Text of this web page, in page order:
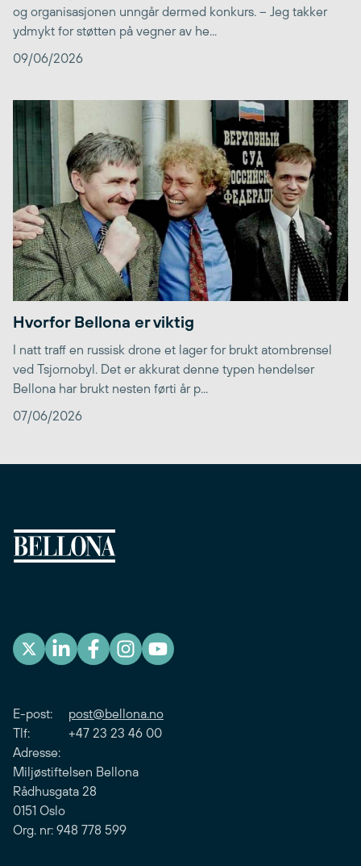
og organisasjonen unngår dermed konkurs. – Jeg takker
ydmykt for støtten på vegner av he...
09/06/2026
Hvorfor Bellona er viktig
I natt traff en russisk drone et lager for brukt atombrensel
ved Tsjornobyl. Det er akkurat denne typen hendelser
Bellona har brukt nesten førti år p...
07/06/2026
E-post: post@bellona.no
Tlf: +47 23 23 46 00
Adresse:
Miljøstiftelsen Bellona
Rådhusgata 28
0151 Oslo
Org. nr: 948 778 599